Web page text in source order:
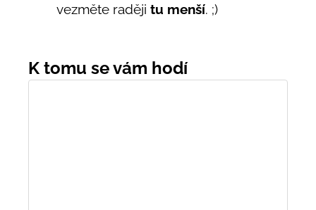
vezměte raději tu menší. ;)